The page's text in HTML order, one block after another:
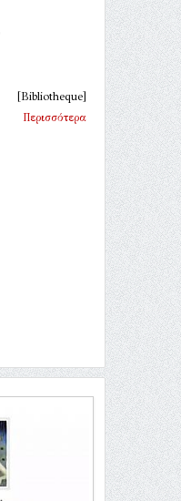
[Bibliotheque]
Περισσότερα